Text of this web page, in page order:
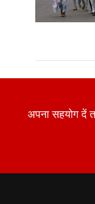
अपना सहयोग दें